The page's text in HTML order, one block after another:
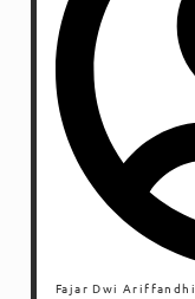
Fajar Dwi Ariffandhi